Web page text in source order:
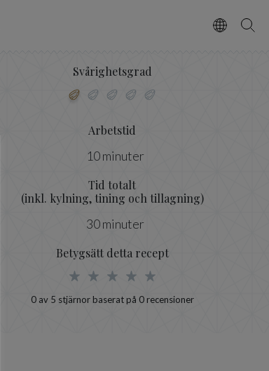
VælgSøg
Svårighetsgrad
Arbetstid
10 minuter
Tid totalt
(inkl. kylning, tining och tillagning)
30 minuter
Betygsätt detta recept
0av 5 stjärnor baserat på 0recensioner